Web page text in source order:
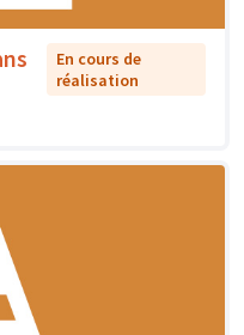
En cours de
réalisation